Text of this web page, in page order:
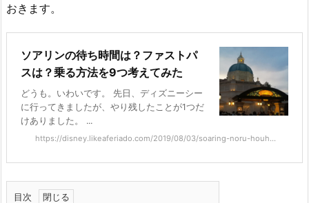
おきます。
ソアリンの待ち時間は？ファストパ
スは？乗る方法を9つ考えてみた
どうも。いわいです。 先日、ディズニーシー
に行ってきましたが、やり残したことが1つだ
けありました。 ...
https://disney.likeaferiado.com/2019/08/03/soaring-noru-houh...
目次